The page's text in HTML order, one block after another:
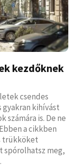
kezdőknek
csendes
gyakran kihívást
is. De ne
a cikkben
trükköket
meg,